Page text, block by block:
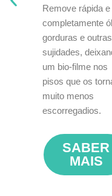
Remove rápida e
completamente
gorduras e outras
sujidades,
um bio-filme nos
pisos que os
muito menos
escorregadios.
SABER
MAIS